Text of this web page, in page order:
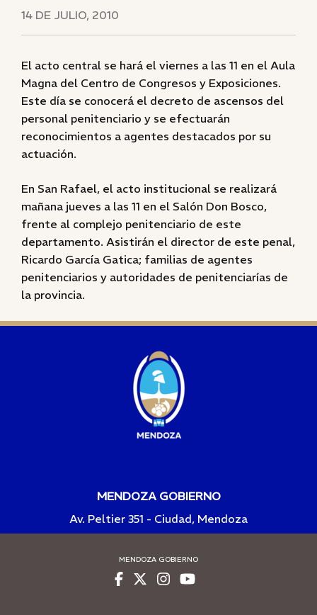
14 DE JULIO, 2010
El acto central se hará el viernes a las 11 en el Aula
Magna del Centro de Congresos y Exposiciones.
Este día se conocerá el decreto de ascensos del
personal penitenciario y se efectuarán
reconocimientos a agentes destacados por su
actuación.
En San Rafael, el acto institucional se realizará
mañana jueves a las 11 en el Salón Don Bosco,
frente al complejo penitenciario de este
departamento. Asistirán el director de este penal,
Ricardo García Gatica; familias de agentes
penitenciarios y autoridades de penitenciarías de
la provincia.
MENDOZA GOBIERNO
Av. Peltier 351 - Ciudad, Mendoza
MENDOZA GOBIERNO